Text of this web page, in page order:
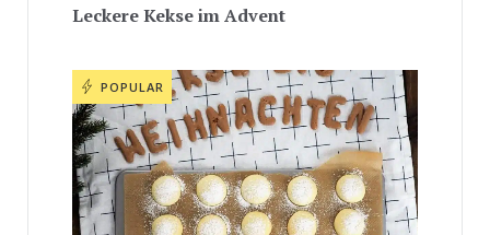
Leckere Kekse im Advent
POPULAR